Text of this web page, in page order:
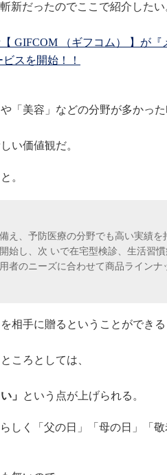
新だったのでここで紹介したい
GIFCOM （ギフコム） 】が『
スを開始！！
「美容」などの分野が多かっ
い価値観だ。
。
、予防医療の分野でも高い実績を
始し、次 いで在宅型検診、生活習
者のニーズに合わせて商品ラインナ
相手に贈るということができ
ころとしては、
」 という点が上げられる。
しく「父の日」「母の日」「敬